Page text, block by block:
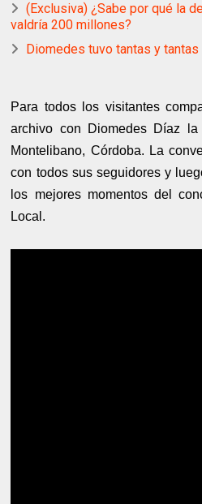
(Exclusiva) ¿Sabe por qué la
valdría 200 millones?
Diomedes tuvo tantas y
Para todos los visitantes
archivo con Diomedes Díaz
Montelibano, Córdoba. La
con todos sus seguidores y
los mejores momentos del
Local.